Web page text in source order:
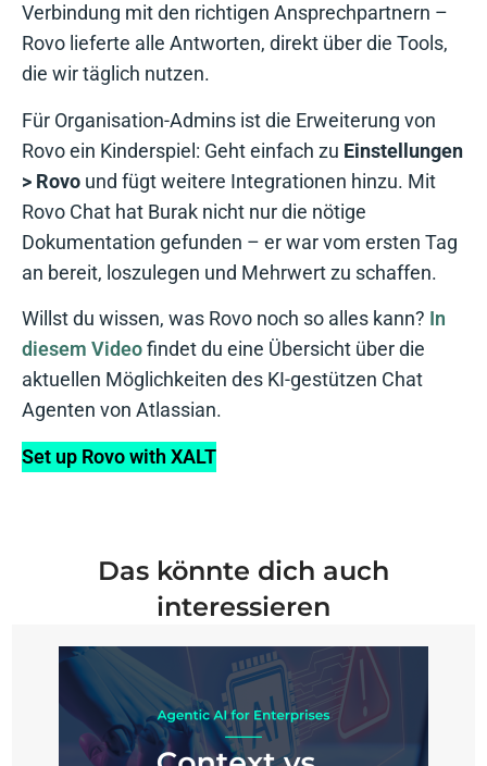
Verbindung mit den richtigen Ansprechpartnern –
Rovo lieferte alle Antworten, direkt über die Tools,
die wir täglich nutzen.
Für Organisation-Admins ist die Erweiterung von
Rovo ein Kinderspiel: Geht einfach zu Einstellungen
> Rovo und fügt weitere Integrationen hinzu. Mit
Rovo Chat hat Burak nicht nur die nötige
Dokumentation gefunden – er war vom ersten Tag
an bereit, loszulegen und Mehrwert zu schaffen.
Willst du wissen, was Rovo noch so alles kann? In
diesem Videofindet du eine Übersicht über die
aktuellen Möglichkeiten des KI-gestützen Chat
Agenten von Atlassian.
Set up Rovo with XALT
Das könnte dich auch
interessieren